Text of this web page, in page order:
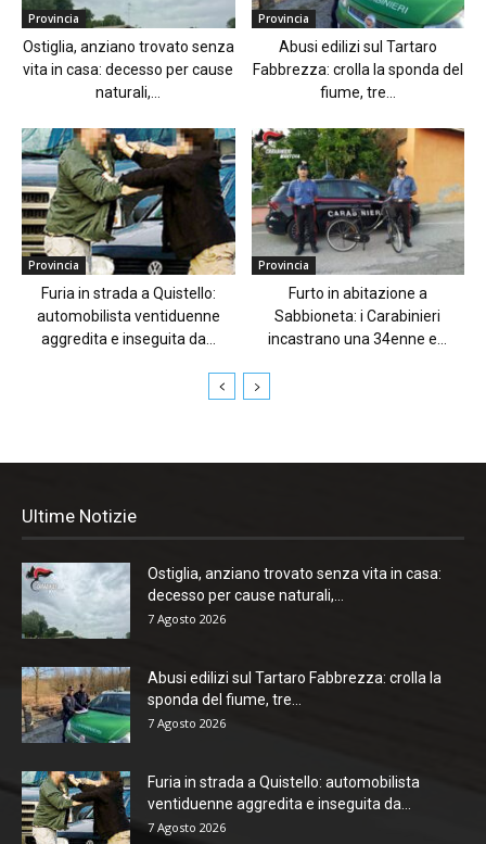
Provincia
Ostiglia, anziano trovato senza
vita in casa: decesso per cause
naturali,...
Provincia
Abusi edilizi sul Tartaro
Fabbrezza: crolla la sponda del
fiume, tre...
Provincia
Furia in strada a Quistello:
automobilista ventiduenne
aggredita e inseguita da...
Provincia
Furto in abitazione a
Sabbioneta: i Carabinieri
incastrano una 34enne e...
Ultime Notizie
Ostiglia, anziano trovato senza vita in casa:
decesso per cause naturali,...
7 Agosto 2026
Abusi edilizi sul Tartaro Fabbrezza: crolla la
sponda del fiume, tre...
7 Agosto 2026
Furia in strada a Quistello: automobilista
ventiduenne aggredita e inseguita da...
7 Agosto 2026